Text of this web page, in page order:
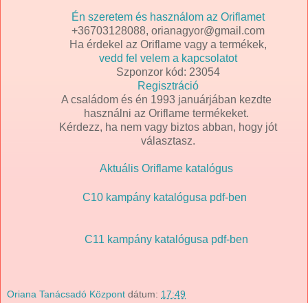
Én szeretem és használom az Oriflamet
+36703128088, orianagyor@gmail.com
Ha érdekel az Oriflame vagy a termékek,
vedd fel velem a kapcsolatot
Szponzor kód: 23054
Regisztráció
A családom és én 1993 januárjában kezdte
használni az Oriflame termékeket.
Kérdezz, ha nem vagy biztos abban, hogy jót
választasz.
Aktuális Oriflame katalógus
C10 kampány katalógusa pdf-ben
C11 kampány katalógusa pdf-ben
Oriana Tanácsadó Központ dátum: 17:49